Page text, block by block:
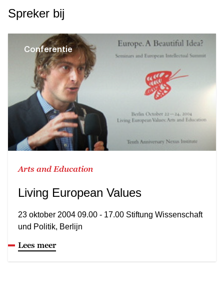
Spreker bij
Conferentie
Arts and Education
Living European Values
23 oktober 2004 09.00 - 17.00 Stiftung Wissenschaft
und Politik, Berlijn
Lees meer